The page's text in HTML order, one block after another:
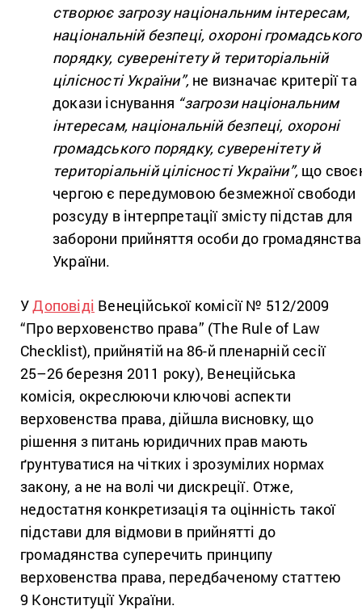
створює загрозу національним інтересам,
національній безпеці, охороні громадського
порядку, суверенітету й територіальній
цілісності України”, не визначає критерії та
докази існування “загрози національним
інтересам, національній безпеці, охороні
громадського порядку, суверенітету й
територіальній цілісності України”, що
чергою є передумовою безмежної свободи
розсуду в інтерпретації змісту підстав для
заборони прийняття особи до громадянства
України.
УДоповіді Венеційської комісії № 512/2009
“Про верховенство права” (The Rule of Law
Checklist), прийнятій на 86-й пленарній сесії
25–26 березня 2011 року), Венеційська
комісія, окреслюючи ключові аспекти
верховенства права, дійшла висновку, що
рішення з питань юридичних прав мають
ґрунтуватися на чітких і зрозумілих нормах
закону, а не на волі чи дискреції. Отже,
недостатня конкретизація та оцінність такої
підстави для відмови в прийнятті до
громадянства суперечить принципу
верховенства права, передбаченому статтею
9 Конституції України.